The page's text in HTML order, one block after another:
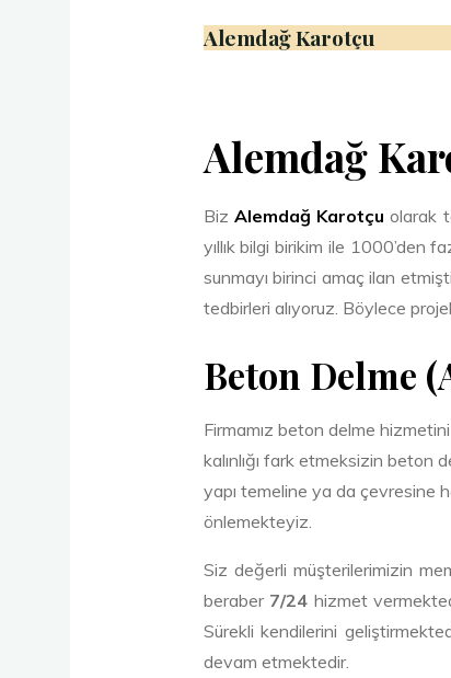
Alemdağ Karotçu
Alemdağ
Biz Alemdağ Karotçu olarak
yıllık bilgi birikim ile 1000’den
sunmayı birinci amaç ilan
tedbirleri alıyoruz. Böylece
Beton Delme (
Firmamız beton delme
kalınlığı fark etmeksizin beton
yapı temeline ya da çevresine
önlemekteyiz.
Siz değerli müşterilerimizin
beraber 7/24 hizmet
Sürekli kendilerini
devam etmektedir.